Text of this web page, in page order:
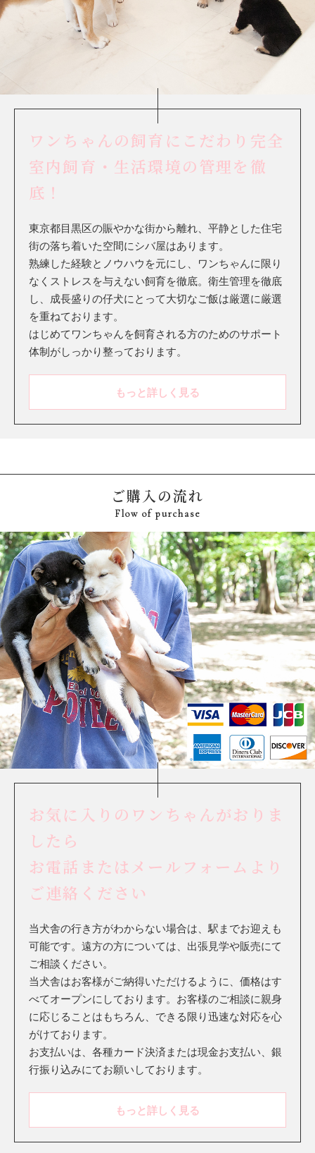
ワンちゃんの飼育にこだわり 完全
室内飼育・生活環境の管理を徹
底！
東京都目黒区の賑やかな街から離れ、平静とした住宅
街の落ち着いた空間にシバ屋はあります。
熟練した経験とノウハウを元にし、ワンちゃんに限り
なくストレスを与えない飼育を徹底。 衛生管理を徹底
し、成長盛りの仔犬にとって大切なご飯は厳選に厳選
を重ねております。
はじめてワンちゃんを飼育される方のためのサポート
体制がしっかり整っております。
もっと詳しく見る
ご購入の流れ
Flow of purchase
お気に入りのワンちゃんがおりま
したら
お電話またはメールフォームより
ご連絡ください
当犬舎の行き方がわからない場合は、駅までお迎えも
可能です。遠方の方については、出張見学や販売にて
ご相談ください。
当犬舎はお客様がご納得いただけるように、価格はす
べてオープンにしております。お客様のご相談に親身
に応じることはもちろん、できる限り迅速な対応を心
がけております。
お支払いは、各種カード決済または現金お支払い、銀
行振り込みにてお願いしております。
もっと詳しく見る